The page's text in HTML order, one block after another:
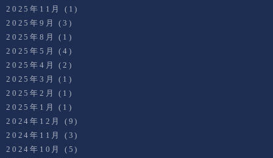
2025年11月
(1)
2025年9月
(3)
2025年8月
(1)
2025年5月
(4)
2025年4月
(2)
2025年3月
(1)
2025年2月
(1)
2025年1月
(1)
2024年12月
(9)
2024年11月
(3)
2024年10月
(5)